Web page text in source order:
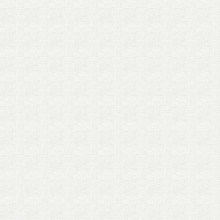
開。 “言いたくても言えない切なさ”“素直にな
れない心の詰まり”を音楽に昇華し、青春期と
いう多感な季節の揺らぎをポップに描く。『ガ
春なんていらないわ」はYouTubeにて1,400万回
再生を記録。 物語の世界観を表現したワンマン
ライブは人気を集め、2020年1月に開催した自
身最大規模となる豊洲PITでのワンマンライブ
のチケットは即日SOLD OUTに。2024年3月、
東京・大阪、そして初の海外単独公演となる上
えて」を開催中。 繊細で青々しい音楽表現は、
10代～20代を中心に様々な世代のリスナーへの